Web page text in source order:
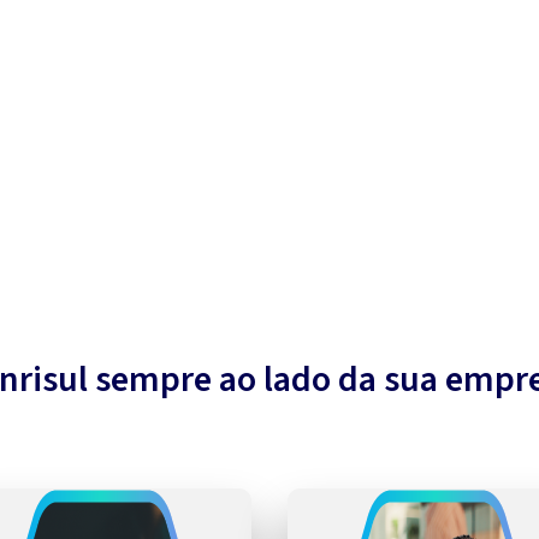
sempre ao lado da sua